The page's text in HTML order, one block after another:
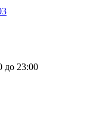
до 23:00